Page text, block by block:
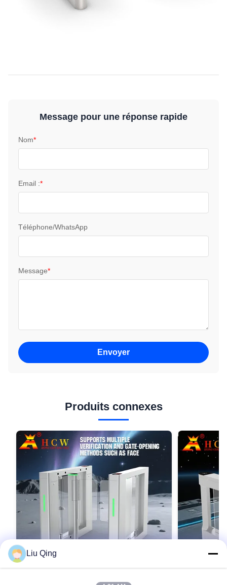
Message pour une réponse rapide
Nom*
Email :*
Téléphone/WhatsApp
Message*
Envoyer
Produits connexes
Liu Qing